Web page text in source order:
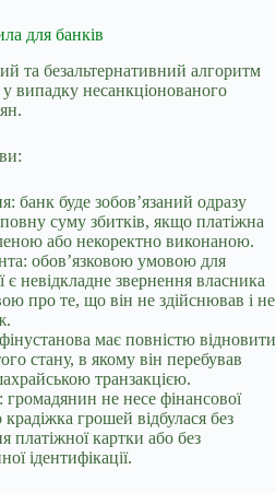
для банків
та безальтернативний алгоритм
випадку несанкціонованого
банк буде зобов’язаний одразу
суму збитків, якщо платіжна
або некоректно виконаною.
обов’язковою умовою для
є невідкладне звернення власника
про те, що він не здійснював і не
має повністю відновити
стану, в якому він перебував
транзакцією.
громадянин не несе фінансової
крадіжка грошей відбулася без
платіжної картки або без
ідентифікації.